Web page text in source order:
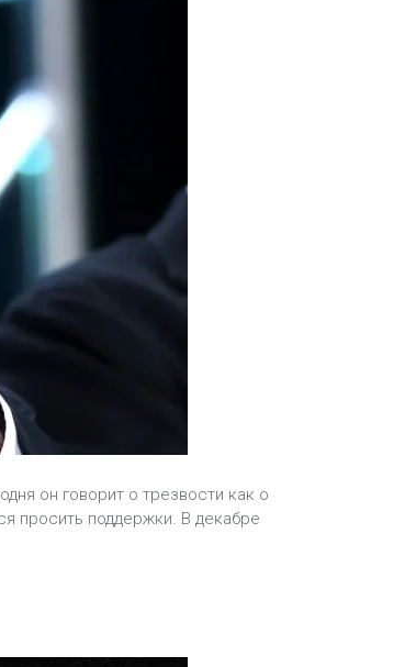
он говорит о трезвости как о
просить поддержки. В декабре